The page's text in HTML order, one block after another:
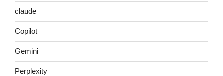
claude
Copilot
Gemini
Perplexity